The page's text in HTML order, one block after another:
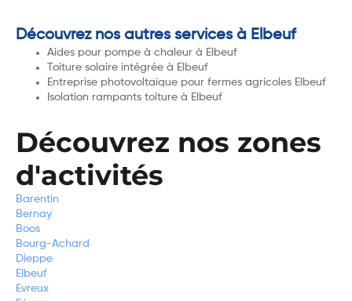
Découvrez nos autres services à Elbeuf
Aides pour pompe à chaleur à Elbeuf
Toiture solaire intégrée à Elbeuf
Entreprise photovoltaïque pour fermes agricoles Elbeuf
Isolation rampants toiture à Elbeuf
Découvrez nos zones
d'activités
Barentin
Bernay
Boos
Bourg-Achard
Dieppe
Elbeuf
Evreux